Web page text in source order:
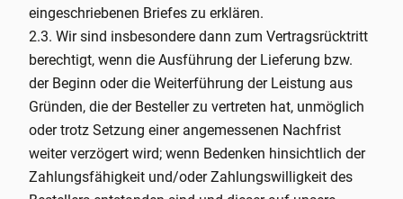
eingeschriebenen Briefes zu erklären.
2.3. Wir sind insbesondere dann zum Vertragsrücktritt
berechtigt, wenn die Ausführung der Lieferung bzw.
der Beginn oder die Weiterführung der Leistung aus
Gründen, die der Besteller zu vertreten hat, unmöglich
oder trotz Setzung einer angemessenen Nachfrist
weiter verzögert wird; wenn Bedenken hinsichtlich der
Zahlungsfähigkeit und/oder Zahlungswilligkeit des